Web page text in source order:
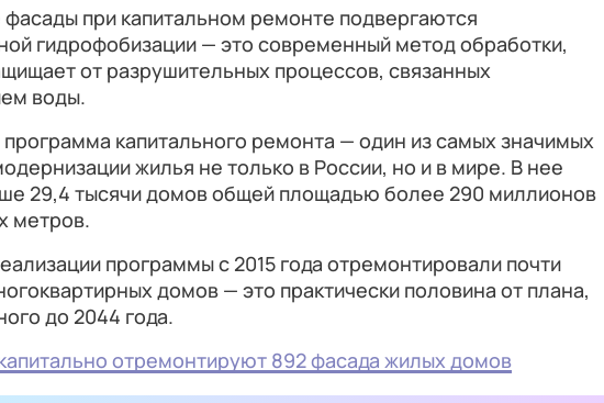
при капитальном ремонте подвергаются
гидрофобизации — это современный метод обработки,
от разрушительных процессов, связанных
воды.
капитального ремонта — один из самых значимых
жилья не только в России, но и в мире. В нее
29,4 тысячи домов общей площадью более 290 миллионов
метров.
программы с 2015 года отремонтировали почти
домов — это практически половина от плана,
до 2044 года.
отремонтируют 892 фасада жилых домов